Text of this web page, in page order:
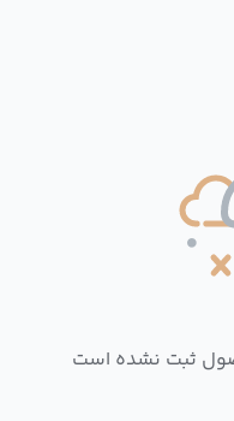
ثبت نشده است